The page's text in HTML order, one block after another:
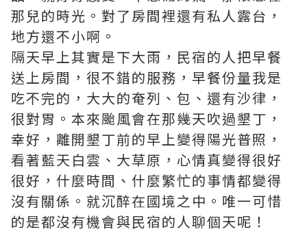
那兒的時光。對了房間裡還有私人露台，
地方還不小啊。
隔天早上其實是下大雨，民宿的人把早餐
送上房間，很不錯的服務，早餐份量我是
吃不完的，大大的奄列、包、還有沙律，
很對胃。本來颱風會在那幾天吹過墾丁，
幸好，離開墾丁前的早上變得陽光普照，
看著藍天白雲、大草原，心情真變得很好
很好，什麼時間、什麼繁忙的事情都變得
沒有關係。就沉醉在國境之中。唯一可惜
的是都沒有機會與民宿的人聊個天呢！